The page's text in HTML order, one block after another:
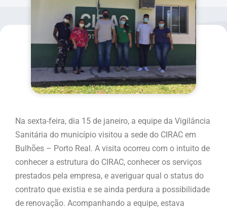
Na sexta-feira, dia 15 de janeiro, a equipe da Vigilância
Sanitária do município visitou a sede do CIRAC em
Bulhões – Porto Real. A visita ocorreu com o intuito de
conhecer a estrutura do CIRAC, conhecer os serviços
prestados pela empresa, e averiguar qual o status do
contrato que existia e se ainda perdura a possibilidade
de renovação. Acompanhando a equipe, estava